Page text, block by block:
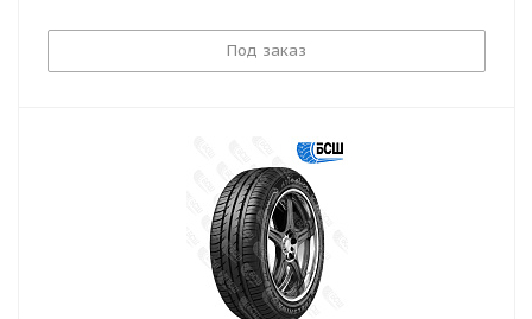
Под заказ